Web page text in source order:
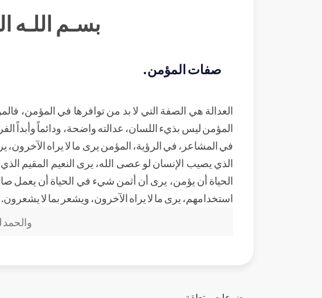
بسـم اللـه
صفات المؤمن.
العدالة هي الصفة التي لا بد من توافرها في المؤمن،
المؤمن ليس بذيء اللسان، عدالته واضحة، ودائماً وأبداً
في المشاعر، في الرؤية، المؤمن يرى ما لا يراه
الذي يصيب الإنسان لو عصى الله، يرى النعيم المقيم
الحياة أن يؤمن، يرى أن أثمن شيء في الحياة أن يعمل
استخدامهم، يرى ما لا يراه الآخرون، ويشعر بما لا يشعرون.
والحمد